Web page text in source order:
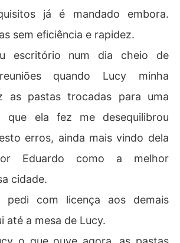
já é mandado embora.
sem eficiência e rapidez.
escritório num dia cheio de
quando Lucy minha
as pastas trocadas para uma
que ela fez me desequilibrou
erros, ainda mais vindo dela
Eduardo como a melhor
cidade.
pedi com licença aos demais
até a mesa de Lucy.